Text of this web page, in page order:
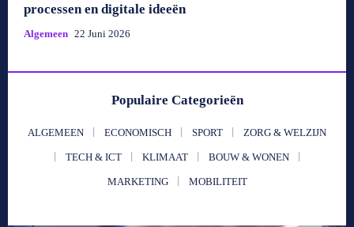
processen en digitale ideeën
Algemeen 22 Juni 2026
Populaire Categorieën
ALGEMEEN ECONOMISCH SPORT ZORG & WELZIJN
TECH & ICT KLIMAAT BOUW & WONEN
MARKETING MOBILITEIT